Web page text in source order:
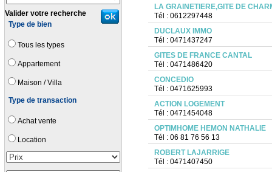
Valider votre recherche
Type de bien
Tous les types
Appartement
Maison / Villa
Type de transaction
Achat vente
Location
LA GRAINETIERE,GITE DE
Tél : 0612297448
DUCLAUX IMMO
Tél : 0471437247
GITES DE FRANCE CANTAL
Tél : 0471486420
CONCEDIO
Tél : 0471625993
ACTION LOGEMENT
Tél : 0471454048
OPTIMHOME HEMON NATHALIE
Tél : 06 81 76 56 13
ROBERT LAJARRIGE
Tél : 0471407450